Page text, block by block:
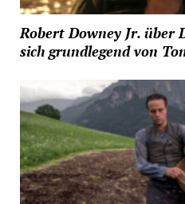
Robert Downey Jr. über
sich grundlegend von